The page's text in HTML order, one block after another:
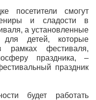
посетители смогут
и сладости в
а установленные
для детей, которые
рамках фестиваля,
праздника, –
праздник
будет работать